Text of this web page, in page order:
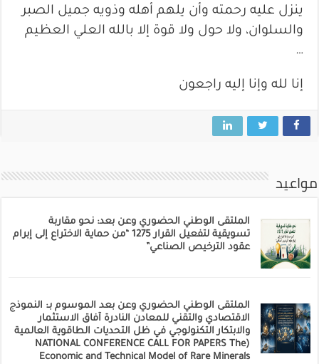
ينزل عليه رحمته وأن يلهم أهله وذويه جميل الصبر
والسلوان، ولا حول ولا قوة إلا بالله العلي العظيم
…
إنا لله وإنا إليه راجعون
مواعيد
الملتقى الوطني الحضوري وعن بعد: نحو مقاربة
تسويقية لتفعيل القرار 1275 “من حماية الاختراع إلى إبرام
عقود الترخيص الصناعي”
الملتقى الوطني الحضوري وعن بعد الموسوم بـ: النموذج
الاقتصادي والتقني للمعادن النادرة آفاق الاستثمار
والابتكار التكنولوجي في ظل التحديات الطاقوية العالمية
(NATIONAL CONFERENCE CALL FOR PAPERS The
Economic and Technical Model of Rare Minerals